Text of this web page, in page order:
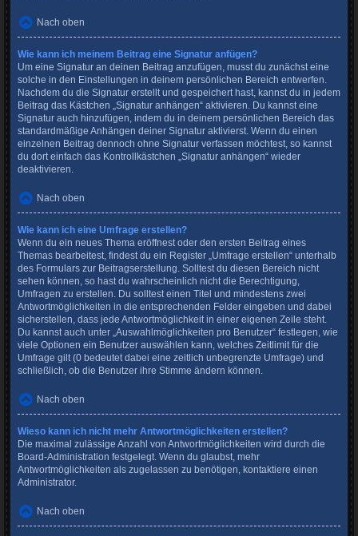
Nach oben
Wie kann ich meinem Beitrag eine Signatur anfügen?
Um eine Signatur an deinen Beitrag anzufügen, musst du zunächst eine
solche in den Einstellungen in deinem persönlichen Bereich entwerfen.
Nachdem du die Signatur erstellt und gespeichert hast, kannst du in jedem
Beitrag das Kästchen „Signatur anhängen“ aktivieren. Du kannst eine
Signatur auch hinzufügen, indem du in deinem persönlichen Bereich das
standardmäßige Anhängen deiner Signatur aktivierst. Wenn du einen
einzelnen Beitrag dennoch ohne Signatur verfassen möchtest, so kannst
du dort einfach das Kontrollkästchen „Signatur anhängen“ wieder
deaktivieren.
Nach oben
Wie kann ich eine Umfrage erstellen?
Wenn du ein neues Thema eröffnest oder den ersten Beitrag eines
Themas bearbeitest, findest du ein Register „Umfrage erstellen“ unterhalb
des Formulars zur Beitragserstellung. Solltest du diesen Bereich nicht
sehen können, so hast du wahrscheinlich nicht die Berechtigung,
Umfragen zu erstellen. Du solltest einen Titel und mindestens zwei
Antwortmöglichkeiten in die entsprechenden Felder eingeben und dabei
sicherstellen, dass jede Antwortmöglichkeit in einer eigenen Zeile steht.
Du kannst auch unter „Auswahlmöglichkeiten pro Benutzer“ festlegen, wie
viele Optionen ein Benutzer auswählen kann, welches Zeitlimit für die
Umfrage gilt (0 bedeutet dabei eine zeitlich unbegrenzte Umfrage) und
schließlich, ob die Benutzer ihre Stimme ändern können.
Nach oben
Wieso kann ich nicht mehr Antwortmöglichkeiten erstellen?
Die maximal zulässige Anzahl von Antwortmöglichkeiten wird durch die
Board-Administration festgelegt. Wenn du glaubst, mehr
Antwortmöglichkeiten als zugelassen zu benötigen, kontaktiere einen
Administrator.
Nach oben